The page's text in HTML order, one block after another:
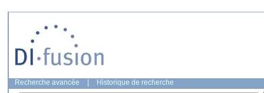
Recherche avancée Historique de recherche